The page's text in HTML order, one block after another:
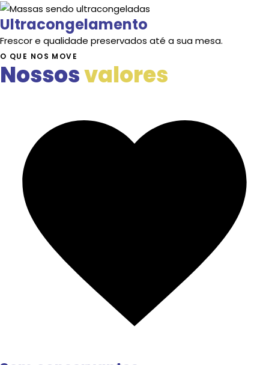
Ultracongelamento
Frescor e qualidade preservados até a sua mesa.
O QUE NOS MOVE
Nossosvalores